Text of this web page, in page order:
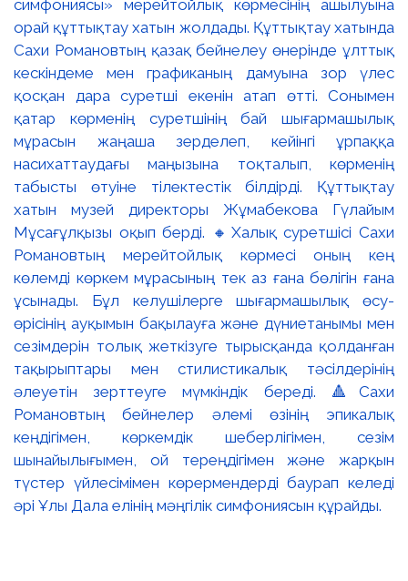
симфониясы» мерейтойлық көрмесінің ашылуына
орай құттықтау хатын жолдады. Құттықтау хатында
Сахи Романовтың қазақ бейнелеу өнерінде ұлттық
кескіндеме мен графиканың дамуына зор үлес
қосқан дара суретші екенін атап өтті. Сонымен
қатар көрменің суретшінің бай шығармашылық
мұрасын жаңаша зерделеп, кейінгі ұрпаққа
насихаттаудағы маңызына тоқталып, көрменің
табысты өтуіне тілектестік білдірді. Құттықтау
хатын музей директоры Жұмабекова Гүлайым
Мұсағұлқызы оқып берді. 🔸Халық суретшісі Сахи
Романовтың мерейтойлық көрмесі оның кең
көлемді көркем мұрасының тек аз ғана бөлігін ғана
ұсынады. Бұл келушілерге шығармашылық өсу-
өрісінің ауқымын бақылауға және дүниетанымы мен
сезімдерін толық жеткізуге тырысқанда қолданған
тақырыптары мен стилистикалық тәсілдерінің
әлеуетін зерттеуге мүмкіндік береді. 🔺Сахи
Романовтың бейнелер әлемі өзінің эпикалық
кеңдігімен, көркемдік шеберлігімен, сезім
шынайылығымен, ой тереңдігімен және жарқын
түстер үйлесімімен көрермендерді баурап келеді
әрі Ұлы Дала елінің мәңгілік симфониясын құрайды.